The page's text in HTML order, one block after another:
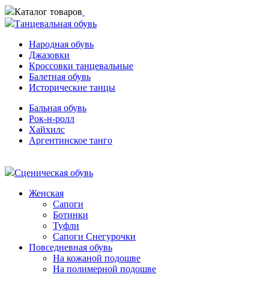
Каталог товаров
Танцевальная обувь
Народная обувь
Джазовки
Кроссовки танцевальные
Балетная обувь
Исторические танцы
Бальная обувь
Рок-н-ролл
Хайхилс
Аргентинское танго
Сценическая обувь
Женская
Сапоги
Ботинки
Туфли
Сапоги Снегурочки
Повседневная обувь
На кожаной подошве
На полимерной подошве